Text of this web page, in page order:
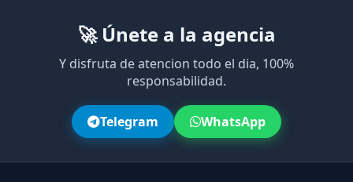
🚀 Únete a la agencia
Y disfruta de atencion todo el dia, 100%
responsabilidad.
Telegram WhatsApp